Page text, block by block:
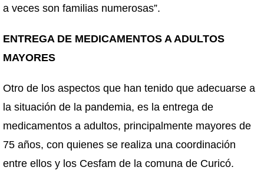
a veces son familias numerosas”.
ENTREGA DE MEDICAMENTOS A ADULTOS
MAYORES
Otro de los aspectos que han tenido que adecuarse a
la situación de la pandemia, es la entrega de
medicamentos a adultos, principalmente mayores de
75 años, con quienes se realiza una coordinación
entre ellos y los Cesfam de la comuna de Curicó.